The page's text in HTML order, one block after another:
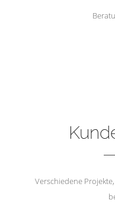
Verschiedene